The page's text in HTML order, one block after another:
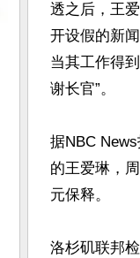
透之后，王
开设假的新
当其工作得
谢长官”。
据NBC
的王爱琳，
元保释。
洛杉矶联邦